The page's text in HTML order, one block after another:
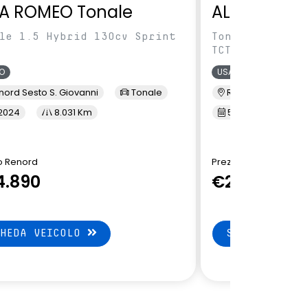
ROMEO Tonale
1.5 Hybrid 130cv Sprint
Sesto S. Giovanni
Tonale
8.031 Km
Renord
VEICOLO
ALFA
Tonale 1.5
TCT7
USATO
Renord
5/2024
Prezzo Renord
€24.890
SCHEDA